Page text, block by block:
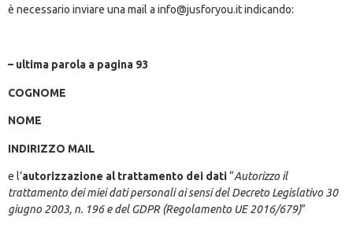
è necessario inviare una mail a info@jusforyou.it indicando:
– ultima parola a pagina 93
COGNOME
NOME
INDIRIZZO MAIL
e l’autorizzazione al trattamento dei dati“Autorizzo il
trattamento dei miei dati personali ai sensi del Decreto Legislativo 30
giugno 2003, n. 196 e del GDPR (Regolamento UE 2016/679)”